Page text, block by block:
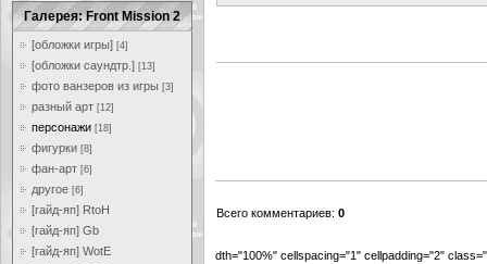
Галерея: Front Mission 2
[обложки игры] [4]
[обложки саундтр.] [13]
фото ванзеров из игры [3]
разный арт [12]
персонажи [18]
фигурки [8]
фан-арт [6]
другое [6]
[гайд-яп] RtoH
[гайд-яп] Gb
[гайд-яп] WotE
Всего комментариев: 0
dth="100%" cellspacing="1" cellpadding="2"